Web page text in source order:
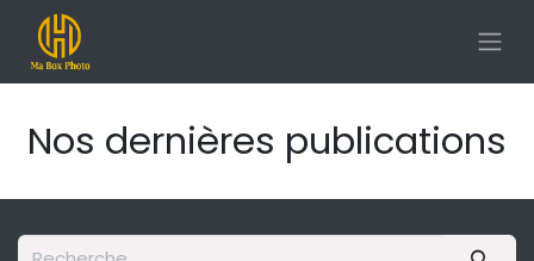
Se rendre au contenu
Nos dernières publications